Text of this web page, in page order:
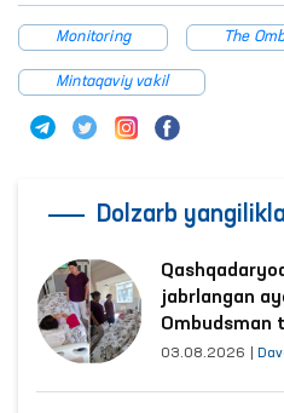
Monitoring The
Mintaqaviy vakil
Dolzarb
jabrlangan
Ombudsman
03.08.2026